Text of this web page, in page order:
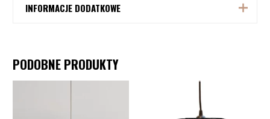
INFORMACJE DODATKOWE
Źródło światła
zestawie
PODOBNE PRODUKTY